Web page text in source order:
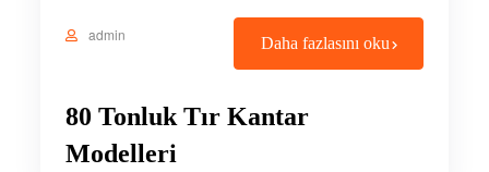
admin Daha fazlasını oku
80 Tonluk Tır Kantar
Modelleri